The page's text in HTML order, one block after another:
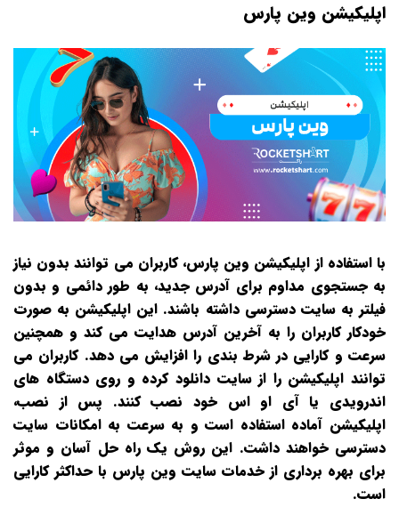
اپلیکیشن وین پارس
با استفاده از اپلیکیشن وین پارس، کاربران می‌ توانند بدون نیاز
به جستجوی مداوم برای آدرس جدید، به طور دائمی و بدون
فیلتر به سایت دسترسی داشته باشند. این اپلیکیشن به صورت
خودکار کاربران را به آخرین آدرس هدایت می‌ کند و همچنین
سرعت و کارایی در شرط‌ بندی را افزایش می‌ دهد. کاربران می‌
توانند اپلیکیشن را از سایت دانلود کرده و روی دستگاه‌ های
اندرویدی یا آی‌ او‌ اس خود نصب کنند. پس از نصب،
اپلیکیشن آماده استفاده است و به سرعت به امکانات سایت
دسترسی خواهند داشت. این روش یک راه‌ حل آسان و موثر
برای بهره‌ برداری از خدمات سایت وین پارس با حداکثر کارایی
است.